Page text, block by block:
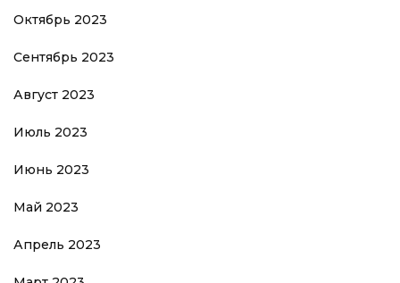
Октябрь 2023
Сентябрь 2023
Август 2023
Июль 2023
Июнь 2023
Май 2023
Апрель 2023